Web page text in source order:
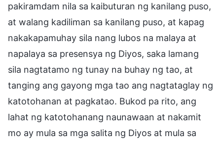
pakiramdam nila sa kaibuturan ng kanilang puso,
at walang kadiliman sa kanilang puso, at kapag
nakakapamuhay sila nang lubos na malaya at
napalaya sa presensya ng Diyos, saka lamang
sila nagtatamo ng tunay na buhay ng tao, at
tanging ang gayong mga tao ang nagtataglay ng
katotohanan at pagkatao. Bukod pa rito, ang
lahat ng katotohanang naunawaan at nakamit
mo ay mula sa mga salita ng Diyos at mula sa